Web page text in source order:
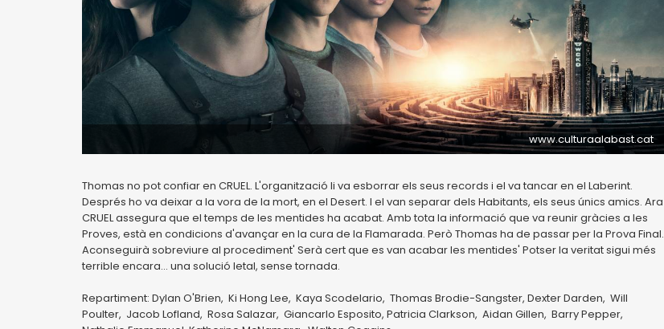
www.culturaalabast.cat
Thomas no pot confiar en CRUEL. L'organització li va esborrar els seus records i el va tancar en el Laberint.
Després ho va deixar a la vora de la mort, en el Desert. I el van separar dels Habitants, els seus únics amics. Ara
CRUEL assegura que el temps de les mentides ha acabat. Amb tota la informació que va reunir gràcies a les
Proves, està en condicions d'avançar en la cura de la Flamarada. Però Thomas ha de passar per la Prova Final.
Aconseguirà sobreviure al procediment' Serà cert que es van acabar les mentides' Potser la veritat sigui més
terrible encara... una solució letal, sense tornada.
Repartiment: Dylan O'Brien, Ki Hong Lee, Kaya Scodelario, Thomas Brodie-Sangster, Dexter Darden, Will
Poulter, Jacob Lofland, Rosa Salazar, Giancarlo Esposito, Patricia Clarkson, Aidan Gillen, Barry Pepper,